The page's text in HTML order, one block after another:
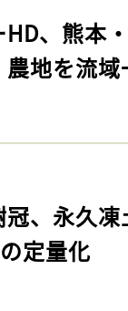
HD、熊本
地を流
冠、永久
定量化